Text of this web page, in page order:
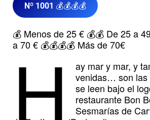
Nº 1001 💰💰💰💰
💰 Menos de 25 € 💰💰 De 25 a
a 70 € 💰💰💰💰 Más de 70€
H
ay mar y mar, y
venidas… son las
se leen bajo el
restaurante Bon
Sesmarías de